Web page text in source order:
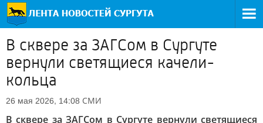
В сквере за ЗАГСом в Сургуте
вернули светящиеся качели-
кольца
26 мая 2026, 14:08 СМИ
В сквере за ЗАГСом в Сургуте вернули светящиеся